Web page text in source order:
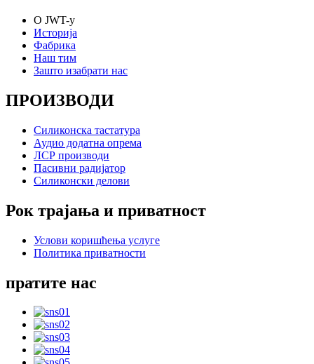
О JWT-у
Историја
Фабрика
Наш тим
Зашто изабрати нас
ПРОИЗВОДИ
Силиконска тастатура
Аудио додатна опрема
ЛСР производи
Пасивни радијатор
Силиконски делови
Рок трајања и приватност
Услови коришћења услуге
Политика приватности
пратите нас